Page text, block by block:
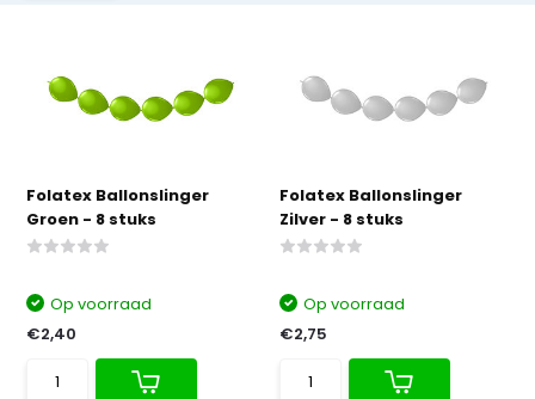
Folatex Ballonslinger
Groen - 8 stuks
Op voorraad
€2,40
Folatex Ballonslinger
Zilver - 8 stuks
Op voorraad
€2,75